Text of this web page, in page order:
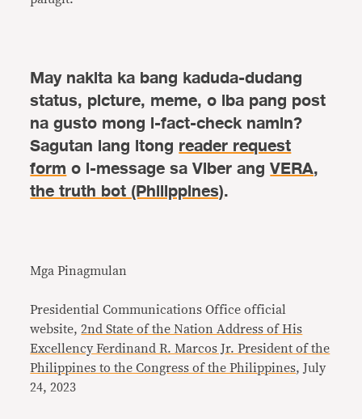
May nakita ka bang kaduda-dudang
status, picture, meme, o iba pang post
na gusto mong i-fact-check namin?
Sagutan lang itongreader request
formo i-message sa Viber angVERA,
the truth bot (Philippines).
Mga Pinagmulan
Presidential Communications Office official
website,2nd State of the Nation Address of His
Excellency Ferdinand R. Marcos Jr. President of the
Philippines to the Congress of the Philippines, July
24, 2023